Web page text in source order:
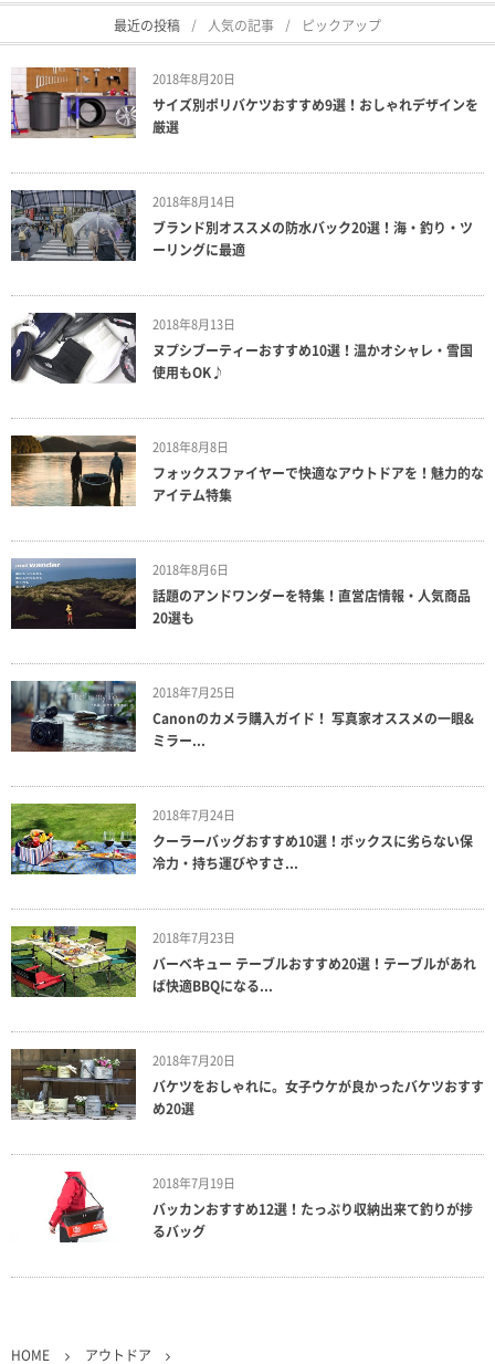
最近の投稿 人気の記事 ピックアップ
2018年8月20日
サイズ別ポリバケツおすすめ9選！おしゃれデザインを
厳選
2018年8月14日
ブランド別オススメの防水バック20選！海・釣り・ツ
ーリングに最適
2018年8月13日
ヌプシブーティーおすすめ10選！温かオシャレ・雪国
使用もOK♪
2018年8月8日
フォックスファイヤーで快適なアウトドアを！魅力的な
アイテム特集
2018年8月6日
話題のアンドワンダーを特集！直営店情報・人気商品
20選も
2018年7月25日
Canonのカメラ購入ガイド！ 写真家オススメの一眼&
ミラー...
2018年7月24日
クーラーバッグおすすめ10選！ボックスに劣らない保
冷力・持ち運びやすさ...
2018年7月23日
バーベキュー テーブルおすすめ20選！テーブルがあれ
ば快適BBQになる...
2018年7月20日
バケツをおしゃれに。女子ウケが良かったバケツおすす
め20選
2018年7月19日
バッカンおすすめ12選！たっぷり収納出来て釣りが捗
るバッグ
HOME アウトドア